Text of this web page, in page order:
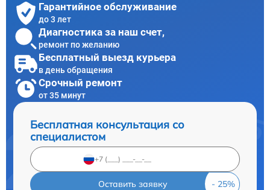
Гарантийное обслуживание
до 3 лет
Диагностика за наш счет,
ремонт по желанию
Бесплатный выезд курьера
в день обращения
Срочный ремонт
от 35 минут
Бесплатная консультация со
специалистом
Оставить заявку